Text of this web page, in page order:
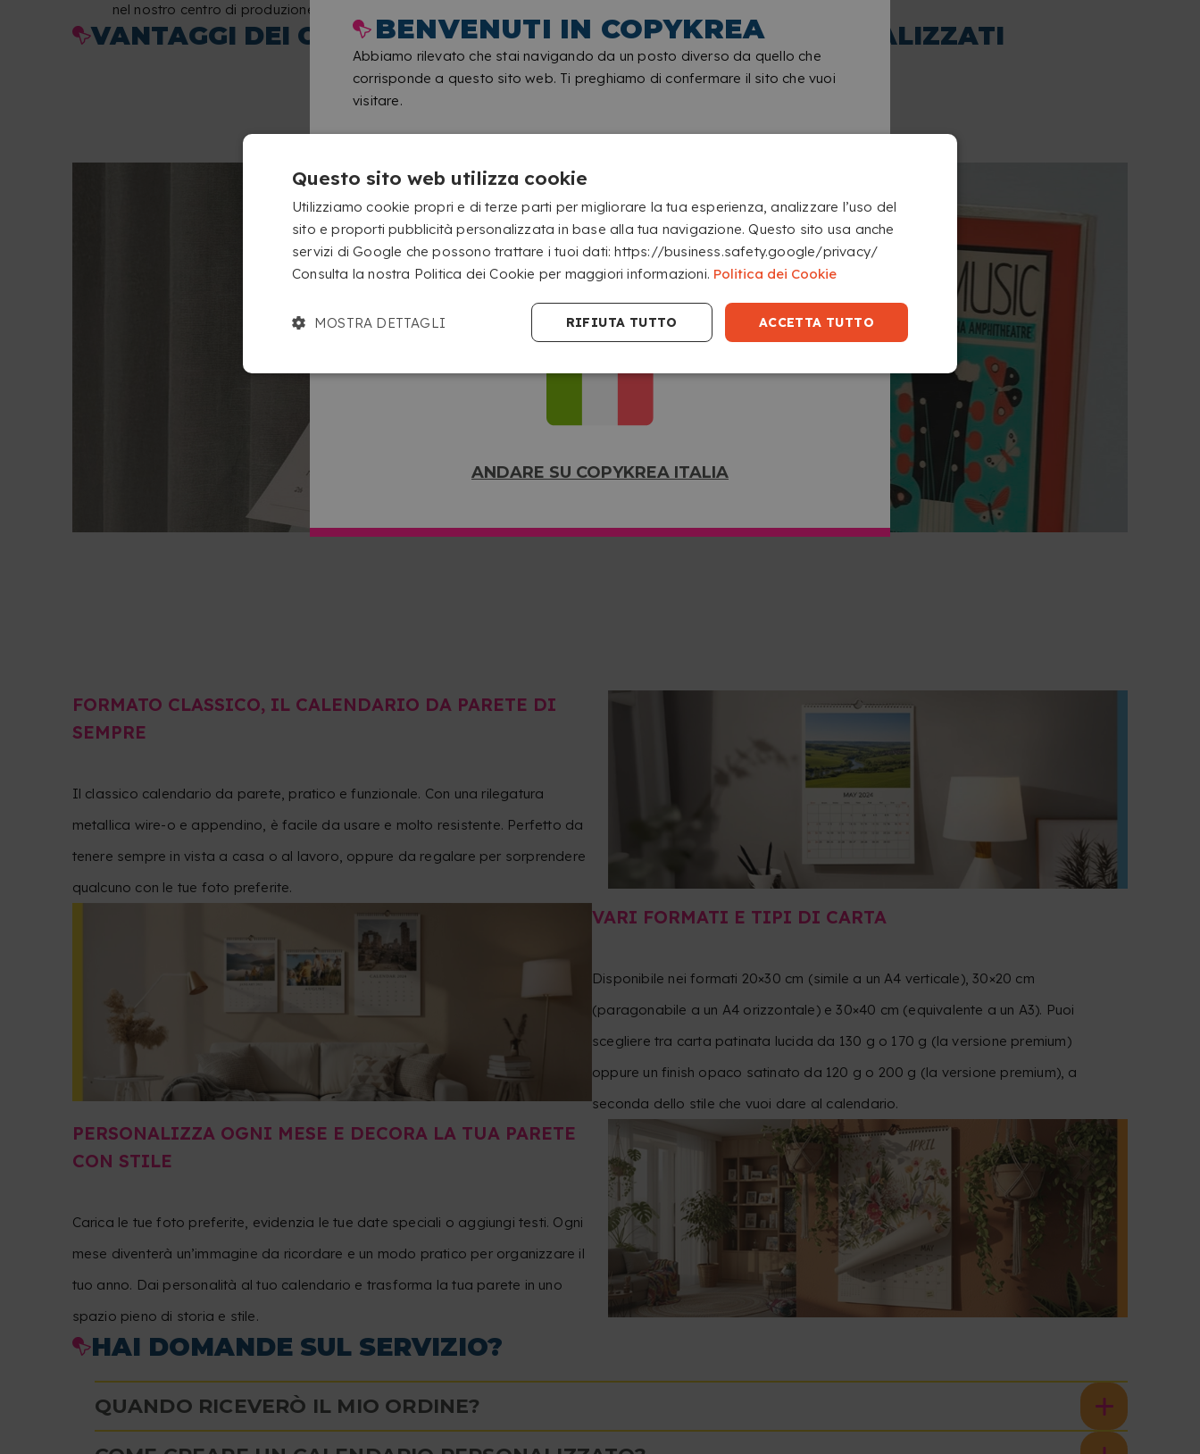
BENVENUTI IN COPYKREA
Abbiamo rilevato che stai navigando da un posto diverso da quello che
corrisponde a questo sito web. Ti preghiamo di confermare il sito che vuoi
visitare.
ANDARE SU COPYKREA USA
ANDARE SU COPYKREA ITALIA
nel nostro centro di produzione.
VANTAGGI DEI CALENDARI DA PARETE CLASSICI PERSONALIZZATI
FORMATO CLASSICO, IL CALENDARIO DA PARETE DI
SEMPRE
Il classico calendario da parete, pratico e funzionale. Con una rilegatura
metallica wire-o e appendino, è facile da usare e molto resistente. Perfetto da
tenere sempre in vista a casa o al lavoro, oppure da regalare per sorprendere
qualcuno con le tue foto preferite.
VARI FORMATI E TIPI DI CARTA
Disponibile nei formati 20×30 cm (simile a un A4 verticale), 30×20 cm
(paragonabile a un A4 orizzontale) e 30×40 cm (equivalente a un A3). Puoi
scegliere tra carta patinata lucida da 130 g o 170 g (la versione premium)
oppure un finish opaco satinato da 120 g o 200 g (la versione premium), a
seconda dello stile che vuoi dare al calendario.
PERSONALIZZA OGNI MESE E DECORA LA TUA PARETE
CON STILE
Carica le tue foto preferite, evidenzia le tue date speciali o aggiungi testi. Ogni
mese diventerà un’immagine da ricordare e un modo pratico per organizzare il
tuo anno. Dai personalità al tuo calendario e trasforma la tua parete in uno
spazio pieno di storia e stile.
HAI DOMANDE SUL SERVIZIO?
QUANDO RICEVERÒ IL MIO ORDINE?
Questo sito web utilizza cookie
Utilizziamo cookie propri e di terze parti per migliorare la tua esperienza, analizzare l’uso del
sito e proporti pubblicità personalizzata in base alla tua navigazione. Questo sito usa anche
servizi di Google che possono trattare i tuoi dati: https://business.safety.google/privacy/
Consulta la nostra Politica dei Cookie per maggiori informazioni. Politica dei Cookie
ACCETTA TUTTO
RIFIUTA TUTTO
MOSTRA DETTAGLI